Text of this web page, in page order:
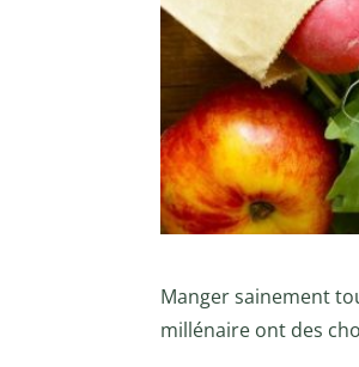
Manger sainement
millénaire ont des